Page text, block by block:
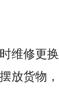
维修更换
放货物